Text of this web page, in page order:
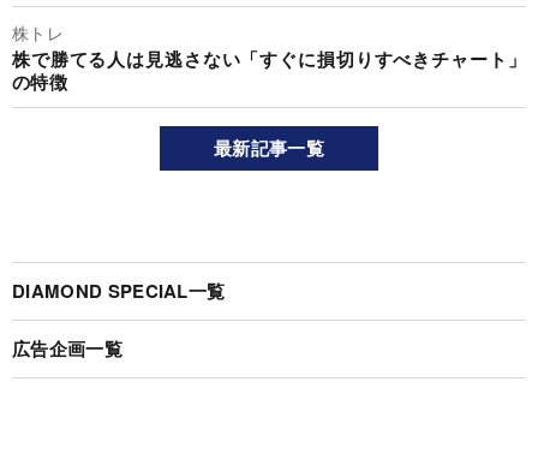
株トレ
株で勝てる人は見逃さない「すぐに損切りすべきチャート」
の特徴
最新記事一覧
DIAMOND SPECIAL一覧
広告企画一覧